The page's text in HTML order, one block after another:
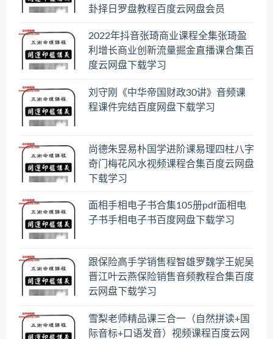
卦择日罗盘教程百度云网盘会员
2022年抖音张琦商业课程全集张琦盈
利增长商业创新流量掘金直播课合集百
度云网盘下载学习
刘守刚《中华帝国财政30讲》音频课
程课件完结百度网盘下载学习
尚德朱昱易朴国学进阶课易理四柱八字
奇门梅花风水视频课程合集百度云网盘
下载学习
面相手相电子书合集105册pdf面相电
子书手相电子书百度网盘下载学习
跟保险高手学销售程智雄罗魏学王妮吴
晋江叶云燕保险销售音频教程合集百度
云网盘下载学习
雪梨老师精品课三合一（自然拼读+国
际音标+口语发音）视频课程百度云网